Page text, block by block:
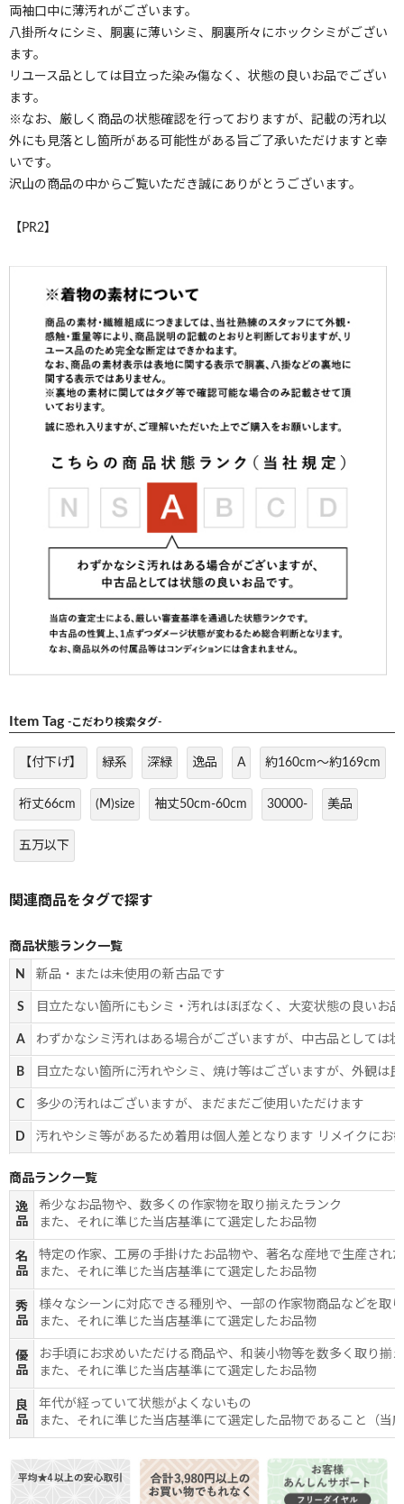
両袖口中に薄汚れがございます。
八掛所々にシミ、胴裏に薄いシミ、胴裏所々にホックシミがござい
ます。
リユース品としては目立った染み傷なく、状態の良いお品でござい
ます。
※なお、厳しく商品の状態確認を行っておりますが、記載の汚れ以
外にも見落とし箇所がある可能性がある旨ご了承いただけますと幸
いです。
沢山の商品の中からご覧いただき誠にありがとうございます。
【PR2】
Item Tag -こだわり検索タグ-
【付下げ】 緑系 深緑 逸品 A 約160cm～約169cm
裄丈66cm (M)size 袖丈50cm-60cm 30000- 美品
五万以下
商品状態ランク一覧
N 新品・または未使用の新古品です
S 目立たない箇所にもシミ・汚れはほぼなく、大変状態の良いお
A わずかなシミ汚れはある場合がございますが、中古品としては
B 目立たない箇所に汚れやシミ、焼け等はございますが、外観は
C 多少の汚れはございますが、まだまだご使用いただけます
D 汚れやシミ等があるため着用は個人差となります リメイクにお
商品ランク一覧
逸
品
希少なお品物や、数多くの作家物を取り揃えたランク
また、それに準じた当店基準にて選定したお品物
名
品
特定の作家、工房の手掛けたお品物や、著名な産地で生産され
また、それに準じた当店基準にて選定したお品物
秀
品
様々なシーンに対応できる種別や、一部の作家物商品などを取
また、それに準じた当店基準にて選定したお品物
優
品
お手頃にお求めいただける商品や、和装小物等を数多く取り揃
また、それに準じた当店基準にて選定したお品物
良
品
年代が経っていて状態がよくないもの
また、それに準じた当店基準にて選定した品物であること（当